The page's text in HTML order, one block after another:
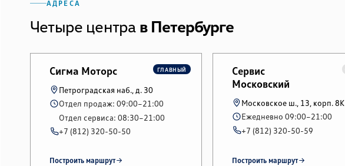
АДРЕСА
Четыре центра в Петербурге
Сигма Моторс ГЛАВНЫЙ
Петроградская наб., д. 30
Отдел продаж: 09:00–21:00
Отдел сервиса: 08:30–21:00
+7 (812) 320-50-50
Построить маршрут
Сервис
Московский
Московское ш., 13, корп. 8К
Ежедневно 09:00–21:00
+7 (812) 320-50-59
Построить маршрут